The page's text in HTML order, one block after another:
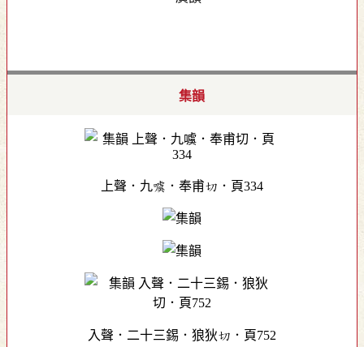
集韻
上聲．九噳．奉甫切．頁334
入聲．二十三錫．狼狄切．頁752